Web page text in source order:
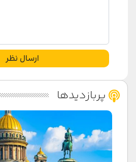
ارسال نظر
پربازدیدها